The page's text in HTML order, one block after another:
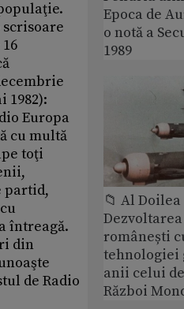
scrisoare
1982):
Europa
cu multă
toţi
partid,
întreagă.
din
de Radio
Epoca de
o notă a
1989
📁 Al
românești
tehnologiei
anii celui
Război